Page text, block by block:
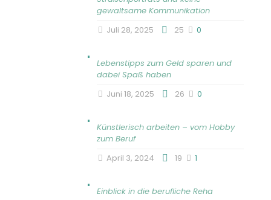
gewaltsame Kommunikation
Juli 28, 2025
0
25
Lebenstipps zum Geld sparen und
dabei Spaß haben
Juni 18, 2025
0
26
Künstlerisch arbeiten – vom Hobby
zum Beruf
April 3, 2024
1
19
Einblick in die berufliche Reha